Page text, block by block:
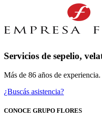
Servicios de sepelio,
Más de 86 años de experiencia.
¿Buscás asistencia?
CONOCE GRUPO FLORES